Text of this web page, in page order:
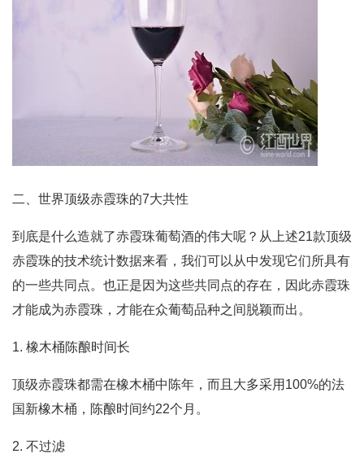
二、世界顶级赤霞珠的7大共性
到底是什么造就了赤霞珠葡萄酒的伟大呢？从上述21款顶级
赤霞珠的技术统计数据来看，我们可以从中发现它们所具有
的一些共同点。也正是因为这些共同点的存在，因此赤霞珠
才能成为赤霞珠，才能在众葡萄品种之间脱颖而出。
1. 橡木桶陈酿时间长
顶级赤霞珠都需在橡木桶中陈年，而且大多采用100%的法
国新橡木桶，陈酿时间约22个月。
2. 不过滤